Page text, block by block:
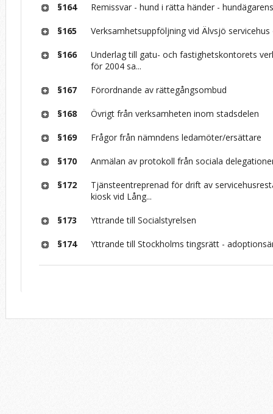
§164 Remissvar - hund i rätta händer -
§165 Verksamhetsuppföljning vid Älvsjö
§166
Underlag till gatu- och fastighetskontorets
för 2004 sa...
§167 Förordnande av rättegångsombud
§168 Övrigt från verksamheten inom stadsdelen
§169 Frågor från nämndens ledamöter/ersättare
§170 Anmälan av protokoll från sociala
§172
Tjänsteentreprenad för drift av
kiosk vid Lång...
§173 Yttrande till Socialstyrelsen
§174 Yttrande till Stockholms tingsrätt -